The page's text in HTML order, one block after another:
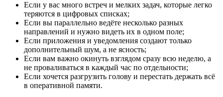
Если у вас много встреч и мелких задач, которые легко
теряются в цифровых списках;
Если вы параллельно ведёте несколько разных
направлений и нужно видеть их в одном поле;
Если приложения и уведомления создают только
дополнительный шум, а не ясность;
Если вам важно окинуть взглядом сразу всю неделю, а
не проваливаться в каждый час по отдельности;
Если хочется разгрузить голову и перестать держать всё
в оперативной памяти.